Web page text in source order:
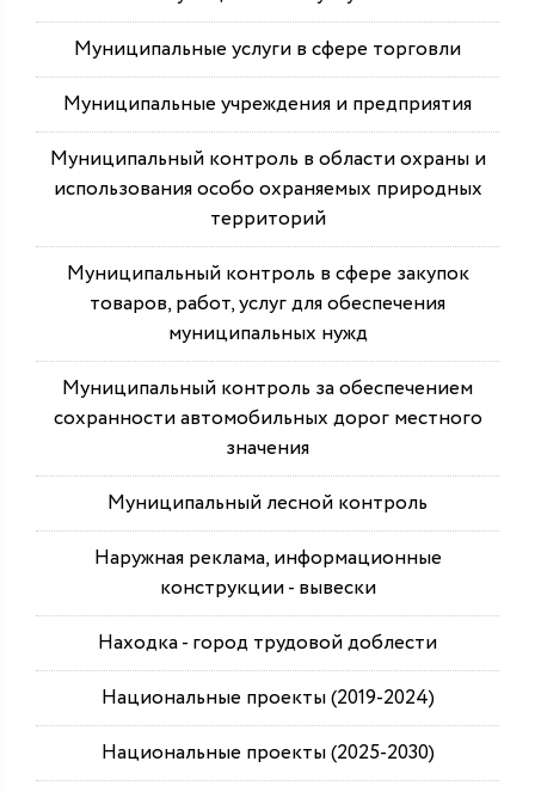
Муниципальные услуги в сфере торговли
Муниципальные учреждения и предприятия
Муниципальный контроль в области охраны и
использования особо охраняемых природных
территорий
Муниципальный контроль в сфере закупок
товаров, работ, услуг для обеспечения
муниципальных нужд
Муниципальный контроль за обеспечением
сохранности автомобильных дорог местного
значения
Муниципальный лесной контроль
Наружная реклама, информационные
конструкции - вывески
Находка - город трудовой доблести
Национальные проекты (2019-2024)
Национальные проекты (2025-2030)